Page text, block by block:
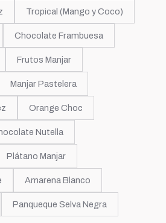
Tropical (Mango y Coco)
Chocolate Frambuesa
Frutos Manjar
Manjar Pastelera
Orange Choc
Nutella
Plátano Manjar
Amarena Blanco
Panqueque Selva Negra